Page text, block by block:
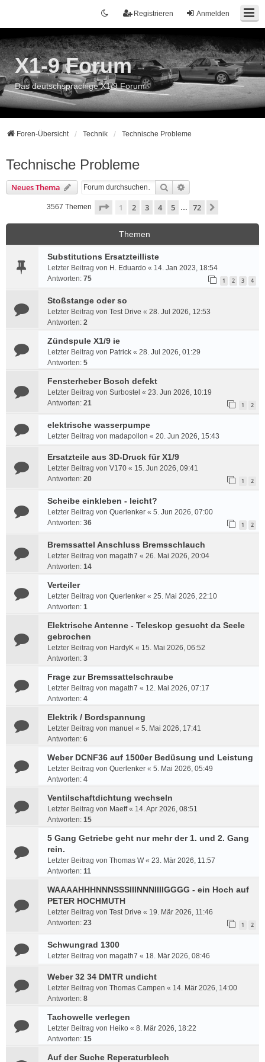
Anmelden
Registrieren
X1-9 Forum
Das deutschsprachige X1/9 Forum
Foren-Übersicht Technik Technische Probleme
Technische Probleme
Neues Thema Suche
3567 Themen Seite 1von 72
1 2 3 4 5 … 72
Themen
Substitutions Ersatzteilliste
Letzter Beitrag von H. Eduardo « 14. Jan 2023, 18:54
Antworten: 75 1 2 3 4
Stoßstange oder so
Letzter Beitrag von Test Drive « 28. Jul 2026, 12:53
Antworten: 2
Zündspule X1/9 ie
Letzter Beitrag von Patrick « 28. Jul 2026, 01:29
Antworten: 5
Fensterheber Bosch defekt
Letzter Beitrag von Surbostel « 23. Jun 2026, 10:19
Antworten: 21 1 2
elektrische wasserpumpe
Letzter Beitrag von madapollon « 20. Jun 2026, 15:43
Ersatzteile aus 3D-Druck für X1/9
Letzter Beitrag von V170 « 15. Jun 2026, 09:41
Antworten: 20 1 2
Scheibe einkleben - leicht?
Letzter Beitrag von Querlenker « 5. Jun 2026, 07:00
Antworten: 36 1 2
Bremssattel Anschluss Bremsschlauch
Letzter Beitrag von magath7 « 26. Mai 2026, 20:04
Antworten: 14
Verteiler
Letzter Beitrag von Querlenker « 25. Mai 2026, 22:10
Antworten: 1
Elektrische Antenne - Teleskop gesucht da Seele
gebrochen
Letzter Beitrag von HardyK « 15. Mai 2026, 06:52
Antworten: 3
Frage zur Bremssattelschraube
Letzter Beitrag von magath7 « 12. Mai 2026, 07:17
Antworten: 4
Elektrik / Bordspannung
Letzter Beitrag von manuel « 5. Mai 2026, 17:41
Antworten: 6
Weber DCNF36 auf 1500er Bedüsung und Leistung
Letzter Beitrag von Querlenker « 5. Mai 2026, 05:49
Antworten: 4
Ventilschaftdichtung wechseln
Letzter Beitrag von Maeff« 14. Apr 2026, 08:51
Antworten: 15
5 Gang Getriebe geht nur mehr der 1. und 2. Gang
rein.
Letzter Beitrag von Thomas W« 23. Mär 2026, 11:57
Antworten: 11
WAAAAHHHNNNSSSIIINNNIIIIGGGG - ein Hoch auf
PETER HOCHMUTH
Letzter Beitrag von Test Drive « 19. Mär 2026, 11:46
Antworten: 23 1 2
Schwungrad 1300
Letzter Beitrag von magath7 « 18. Mär 2026, 08:46
Weber 32 34 DMTR undicht
Letzter Beitrag von Thomas Campen « 14. Mär 2026, 14:00
Antworten: 8
Tachowelle verlegen
Letzter Beitrag von Heiko « 8. Mär 2026, 18:22
Antworten: 15
Auf der Suche Reperaturblech